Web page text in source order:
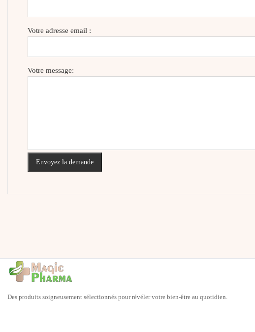
Votre adresse email :
Votre message:
Envoyez la demande
Des produits soigneusement sélectionnés pour révéler votre bien-être au quotidien.